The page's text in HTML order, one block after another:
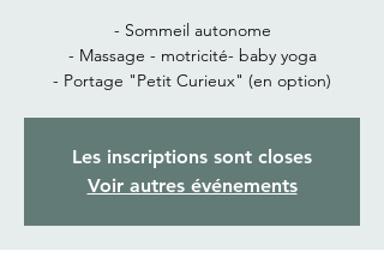
- Sommeil autonome
- Massage - motricité- baby yoga
- Portage "Petit Curieux" (en option)
Les inscriptions sont closes
Voir autres événements